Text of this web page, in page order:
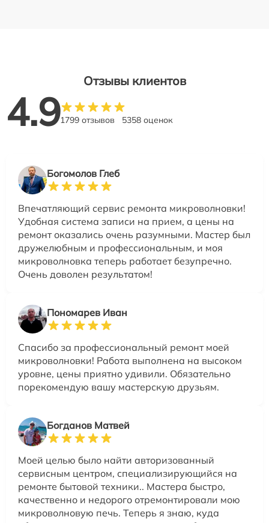
Отзывы клиентов
4.91799 отзывов 5358 оценок
Богомолов Глеб
Впечатляющий сервис ремонта микроволновки!
Удобная система записи на прием, а цены на
ремонт оказались очень разумными. Мастер был
дружелюбным и профессиональным, и моя
микроволновка теперь работает безупречно.
Очень доволен результатом!
Пономарев Иван
Спасибо за профессиональный ремонт моей
микроволновки! Работа выполнена на высоком
уровне, цены приятно удивили. Обязательно
порекомендую вашу мастерскую друзьям.
Богданов Матвей
Моей целью было найти авторизованный
сервисным центром, специализирующийся на
ремонте бытовой техники.. Мастера быстро,
качественно и недорого отремонтировали мою
микроволновую печь. Теперь я знаю, куда